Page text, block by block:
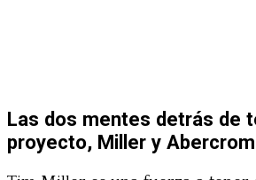
Las dos mentes detrás de
proyecto, Miller y